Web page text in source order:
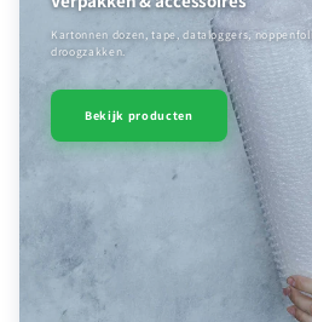
Kartonnen dozen, tape, dataloggers,
droogzakken.
Bekijk producten